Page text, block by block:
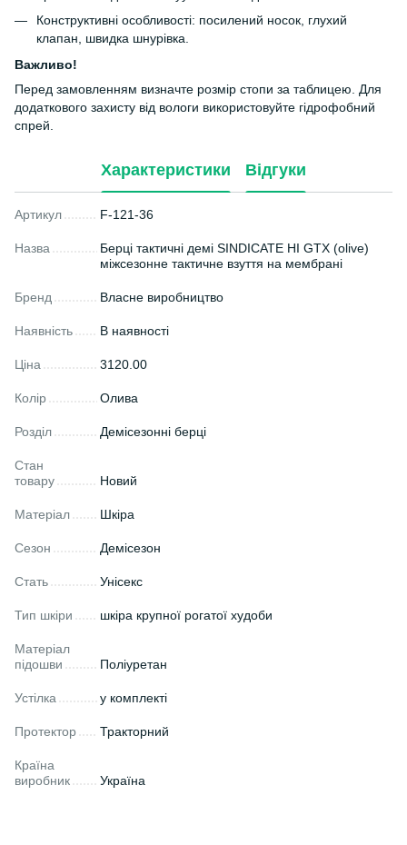
Конструктивні особливості: посилений носок, глухий
клапан, швидка шнурівка.
Важливо!
Перед замовленням визначте розмір стопи за таблицею. Для
додаткового захисту від вологи використовуйте гідрофобний
спрей.
Характеристики Відгуки
Артикул F-121-36
Назва
Берці тактичні демі SINDICATE HI GTX (olive)
міжсезонне тактичне взуття на мембрані
Бренд Власне виробництво
Наявність В наявності
Ціна 3120.00
Колір Олива
Розділ Демісезонні берці
Стан
товару
Новий
Матеріал Шкіра
Сезон Демісезон
Стать Унісекс
Тип шкіри шкіра крупної рогатої худоби
Матеріал
підошви
Поліуретан
Устілка у комплекті
Протектор Тракторний
Країна
виробник
Україна